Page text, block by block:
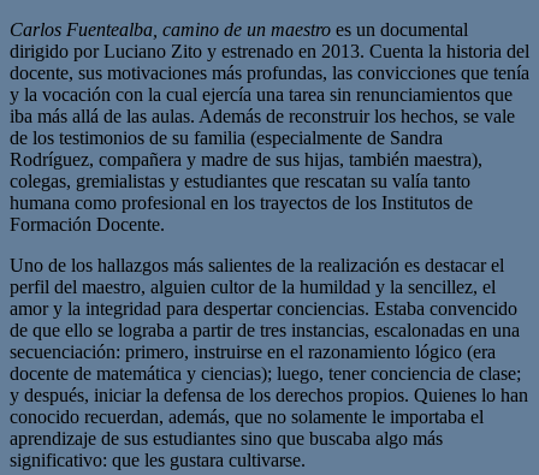
Carlos Fuentealba, camino de un maestro es un documental
dirigido por Luciano Zito y estrenado en 2013. Cuenta la historia del
docente, sus motivaciones más profundas, las convicciones que tenía
y la vocación con la cual ejercía una tarea sin renunciamientos que
iba más allá de las aulas. Además de reconstruir los hechos, se vale
de los testimonios de su familia (especialmente de Sandra
Rodríguez, compañera y madre de sus hijas, también maestra),
colegas, gremialistas y estudiantes que rescatan su valía tanto
humana como profesional en los trayectos de los Institutos de
Formación Docente.
Uno de los hallazgos más salientes de la realización es destacar el
perfil del maestro, alguien cultor de la humildad y la sencillez, el
amor y la integridad para despertar conciencias. Estaba convencido
de que ello se lograba a partir de tres instancias, escalonadas en una
secuenciación: primero, instruirse en el razonamiento lógico (era
docente de matemática y ciencias); luego, tener conciencia de clase;
y después, iniciar la defensa de los derechos propios. Quienes lo han
conocido recuerdan, además, que no solamente le importaba el
aprendizaje de sus estudiantes sino que buscaba algo más
significativo: que les gustara cultivarse.